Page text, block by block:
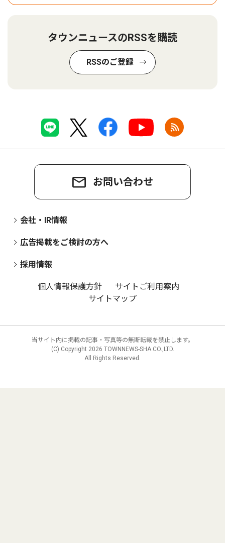
タウンニュースのRSSを購読
RSSのご登録
お問い合わせ
会社・IR情報
広告掲載をご検討の方へ
採用情報
個人情報保護方針
サイトご利用案内
サイトマップ
当サイト内に掲載の記事・写真等の無断転載を禁止します。
(C) Copyright 2026 TOWNNEWS-SHA CO.,LTD.
All Rights Reserved.